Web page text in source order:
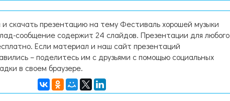
скачать презентацию на тему Фестиваль хорошей музыки
сообщение содержит 24 слайдов. Презентации для любого
Если материал и наш сайт презентаций
– поделитесь им с друзьями с помощью социальных
в своем браузере.